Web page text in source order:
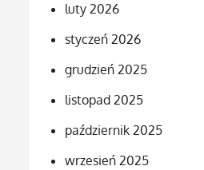
luty 2026
styczeń 2026
grudzień 2025
listopad 2025
październik 2025
wrzesień 2025